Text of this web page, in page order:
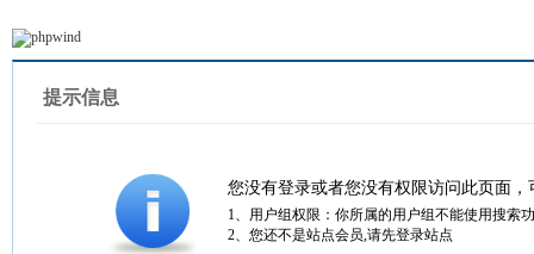
提示信息
您没有登录或者您没有权限访问此页面
1、用户组权限：你所属的用户组不能使用搜索
2、您还不是站点会员,请先登录站点